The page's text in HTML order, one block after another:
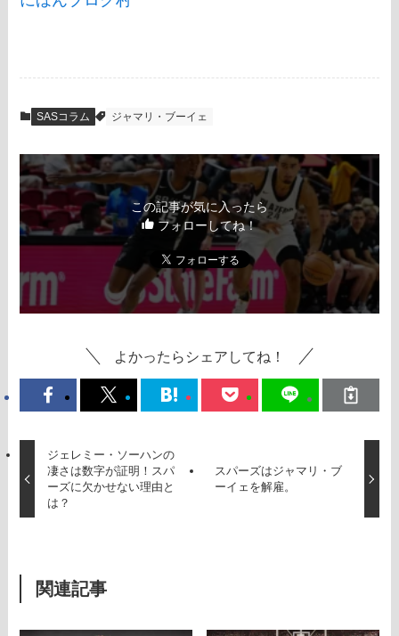
SASコラム ジャマリ・ブーイェ
この記事が気に入ったら
フォローしてね！
よかったらシェアしてね！
ジェレミー・ソーハンの
凄さは数字が証明！スパ
ーズに欠かせない理由と
は？
スパーズはジャマリ・ブ
ーイェを解雇。
関連記事